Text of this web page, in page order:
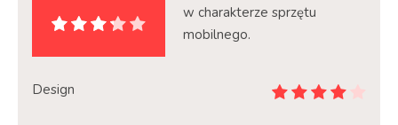
w charakterze sprzętu
mobilnego.
Design